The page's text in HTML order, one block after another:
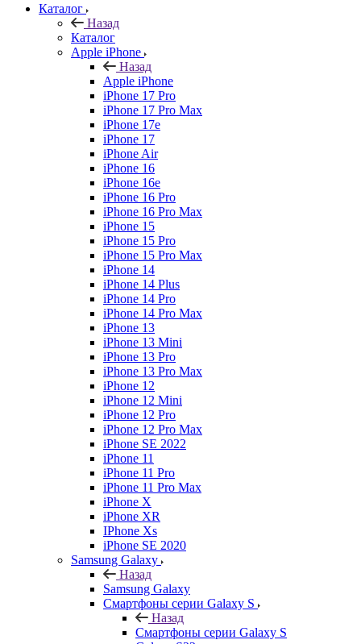
Каталог
Назад
Каталог
Apple iPhone
Назад
Apple iPhone
iPhone 17 Pro
iPhone 17 Pro Max
iPhone 17e
iPhone 17
iPhone Air
iPhone 16
iPhone 16e
iPhone 16 Pro
iPhone 16 Pro Max
iPhone 15
iPhone 15 Pro
iPhone 15 Pro Max
iPhone 14
iPhone 14 Plus
iPhone 14 Pro
iPhone 14 Pro Max
iPhone 13
iPhone 13 Mini
iPhone 13 Pro
iPhone 13 Pro Max
iPhone 12
iPhone 12 Mini
iPhone 12 Pro
iPhone 12 Pro Max
iPhone SE 2022
iPhone 11
iPhone 11 Pro
iPhone 11 Pro Max
iPhone X
iPhone XR
IPhone Xs
iPhone SE 2020
Samsung Galaxy
Назад
Samsung Galaxy
Смартфоны серии Galaxy S
Назад
Смартфоны серии Galaxy S